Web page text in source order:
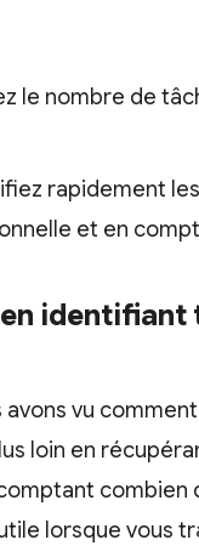
le nombre de
rapidement
et en
vu
loin en
lorsque vous